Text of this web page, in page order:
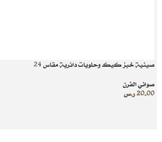
صينية خبز كيك وحلويات دائرية مقاس 24
صواني الفرن
20.00ر.س